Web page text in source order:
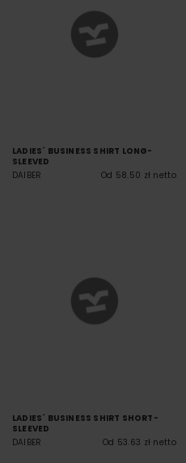
LADIES´ BUSINESS SHIRT LONG-
SLEEVED
DAIBER
Od 58.50 zł netto
LADIES´ BUSINESS SHIRT SHORT-
SLEEVED
DAIBER
Od 53.63 zł netto